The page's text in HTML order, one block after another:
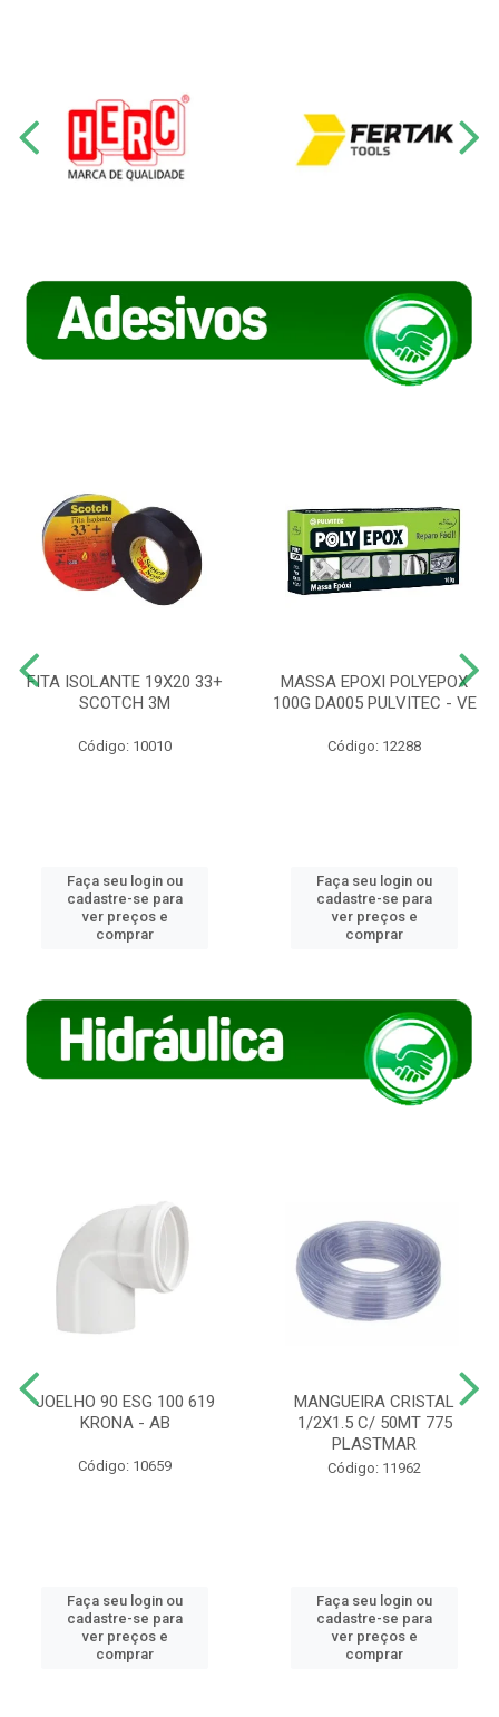
FITA ISOLANTE 19X20 33+
SCOTCH 3M
Código: 10010
Faça seu login ou
cadastre-se para
ver preços e
comprar
MASSA EPOXI POLYEPOX
100G DA005 PULVITEC - VE
Código: 12288
Faça seu login ou
cadastre-se para
ver preços e
comprar
JOELHO 90 ESG 100 619
KRONA - AB
Código: 10659
Faça seu login ou
cadastre-se para
ver preços e
comprar
MANGUEIRA CRISTAL
1/2X1.5 C/ 50MT 775
PLASTMAR
Código: 11962
Faça seu login ou
cadastre-se para
ver preços e
comprar